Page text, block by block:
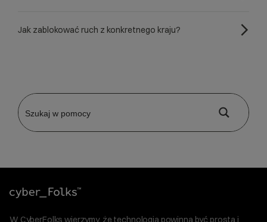
Jak zablokować ruch z konkretnego kraju?
W CyberFolks wierzymy, że technologia powinna być prosta i